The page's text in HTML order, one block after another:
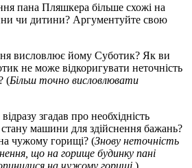
пана Пляшкера більше схожі на
чи дитини? Аргументуйте свою
висловлює йому Суботик? Як ви
не може відкоригувати неточність
(Більш точно висловлювати
згадав про необхідність
машини для здійснення бажань?
чужому горищі? (Знову неточність
що на горище будинку пані
на чужому горищі.)